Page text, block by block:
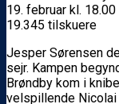
19. februar kl. 18.00
19.345 tilskuere
Jesper Sørensen
sejr. Kampen
Brøndby kom i
velspillende